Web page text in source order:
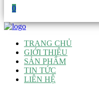
0
TRANG CHỦ
GIỚI THIỆU
SẢN PHẨM
TIN TỨC
LIÊN HỆ